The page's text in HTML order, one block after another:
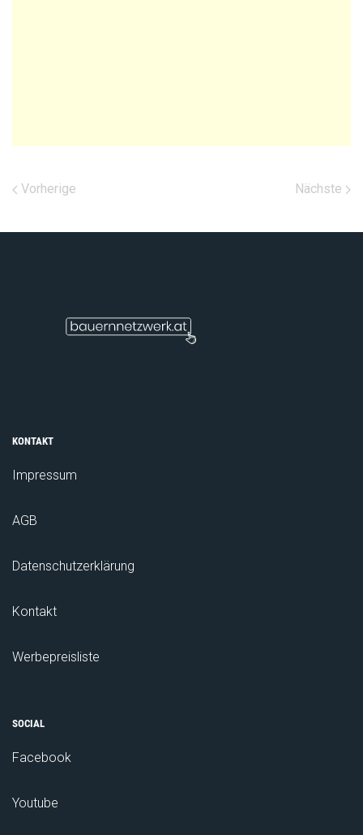
Vorherige Nächste
KONTAKT
Impressum
AGB
Datenschutzerklärung
Kontakt
Werbepreisliste
SOCIAL
Facebook
Youtube